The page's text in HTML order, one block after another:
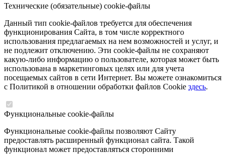
Технические (обязательные) cookie-файлы
Данный тип cookie-файлов требуется для обеспечения
функционирования Сайта, в том числе корректного
использования предлагаемых на нем возможностей и услуг, и
не подлежит отключению. Эти cookie-файлы не сохраняют
какую-либо информацию о пользователе, которая может быть
использована в маркетинговых целях или для учета
посещаемых сайтов в сети Интернет. Вы можете ознакомиться
с Политикой в отношении обработки файлов Cookie здесь.
Функциональные cookie-файлы
Функциональные cookie-файлы позволяют Сайту
предоставлять расширенный функционал сайта. Такой
функционал может предоставляться сторонними